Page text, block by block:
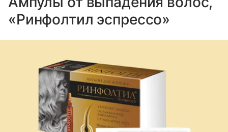
«Ринфолтил эспрессо»